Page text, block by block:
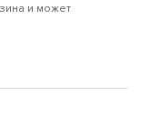
и может